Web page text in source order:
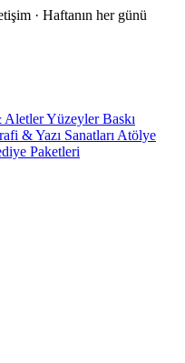
· Haftanın her günü
AletlerYüzeylerBaskı
& Yazı Sanatları Atölye
Paketleri